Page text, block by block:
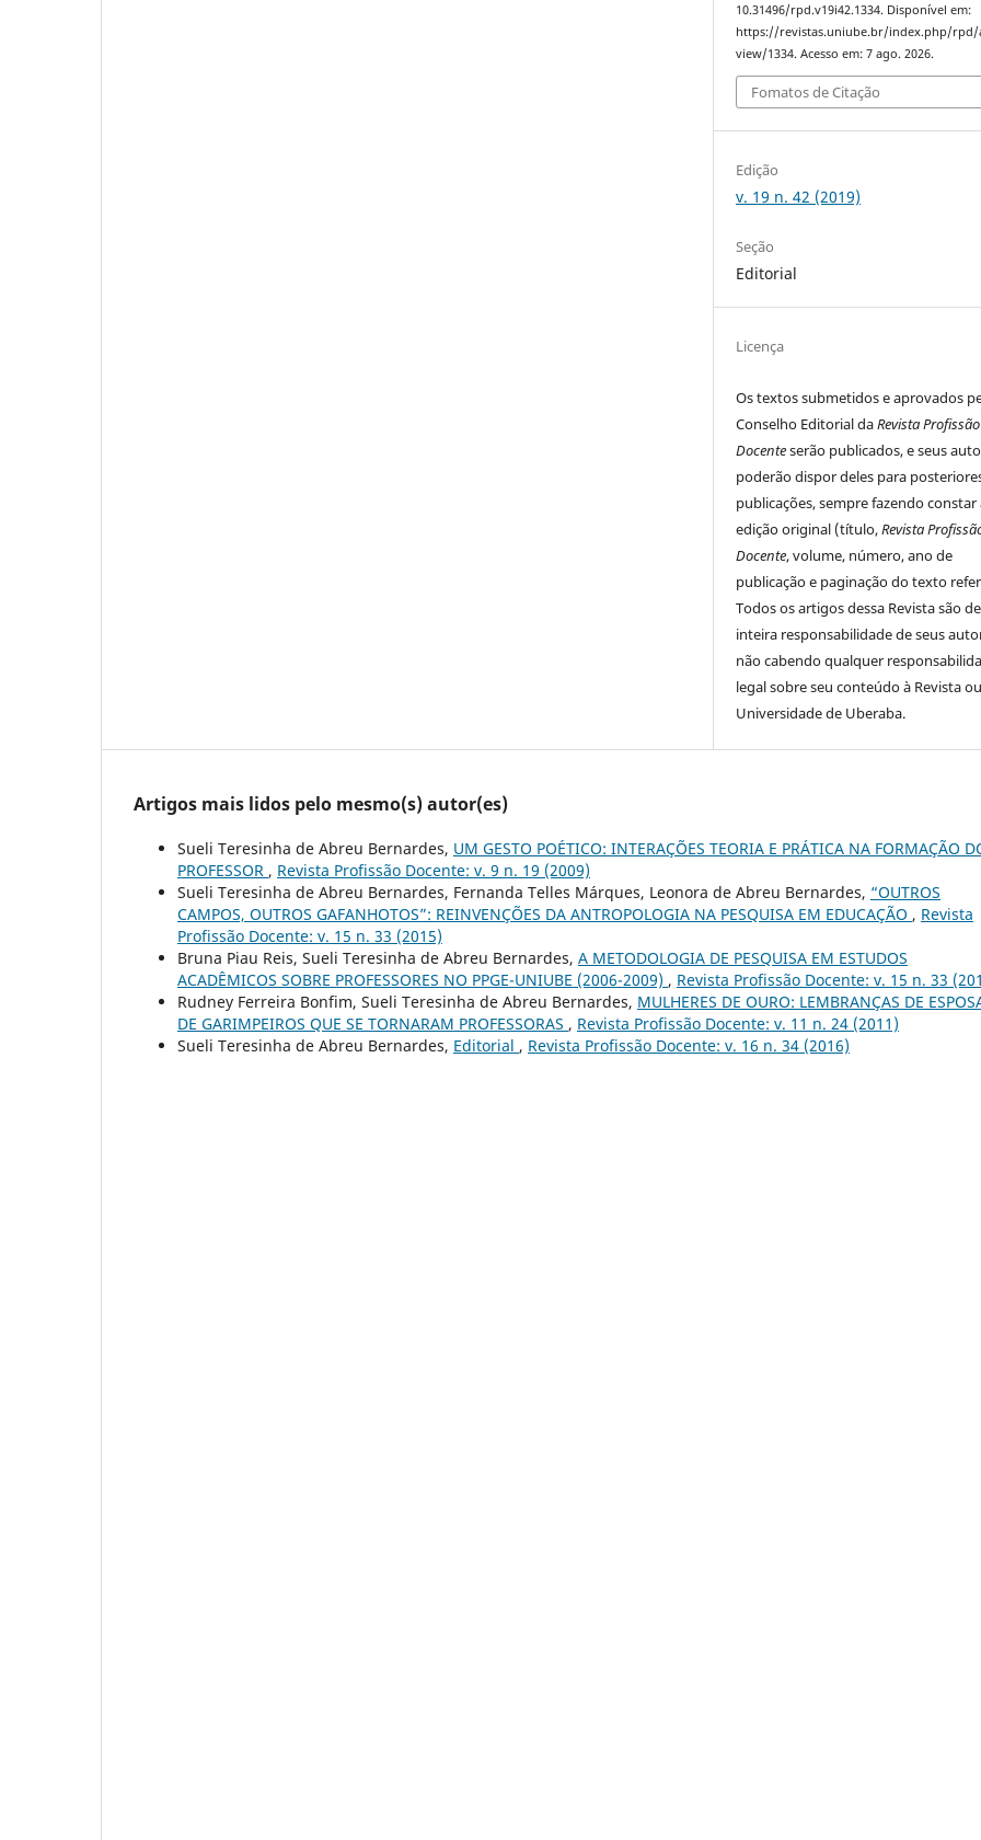
10.31496/rpd.v19i42.1334. Disponível em:
https://revistas.uniube.br/index.php/rpd/
view/1334. Acesso em: 7 ago. 2026.
Fomatos de Citação
Edição
v. 19 n. 42 (2019)
Seção
Editorial
Licença
Os textos submetidos e aprovados
Conselho Editorial daRevista Profissão
Docenteserão publicados, e seus
poderão dispor deles para
publicações, sempre fazendo constar
edição original (título,Revista
Docente, volume, número, ano de
publicação e paginação do texto
Todos os artigos dessa Revista são de
inteira responsabilidade de seus
não cabendo qualquer
legal sobre seu conteúdo à Revista
Universidade de Uberaba.
Artigos mais lidos pelo mesmo(s) autor(es)
Sueli Teresinha de Abreu Bernardes, UM GESTO POÉTICO: INTERAÇÕES TEORIA E PRÁTICA NA FORMAÇÃO
PROFESSOR , Revista Profissão Docente: v. 9 n. 19 (2009)
Sueli Teresinha de Abreu Bernardes, Fernanda Telles Márques, Leonora de Abreu Bernardes, “OUTROS
CAMPOS, OUTROS GAFANHOTOS”: REINVENÇÕES DA ANTROPOLOGIA NA PESQUISA EM EDUCAÇÃO , Revista
Profissão Docente: v. 15 n. 33 (2015)
Bruna Piau Reis, Sueli Teresinha de Abreu Bernardes, A METODOLOGIA DE PESQUISA EM ESTUDOS
ACADÊMICOS SOBRE PROFESSORES NO PPGE-UNIUBE (2006-2009) , Revista Profissão Docente: v. 15 n. 33
Rudney Ferreira Bonfim, Sueli Teresinha de Abreu Bernardes, MULHERES DE OURO: LEMBRANÇAS DE
DE GARIMPEIROS QUE SE TORNARAM PROFESSORAS , Revista Profissão Docente: v. 11 n. 24 (2011)
Sueli Teresinha de Abreu Bernardes, Editorial , Revista Profissão Docente: v. 16 n. 34 (2016)